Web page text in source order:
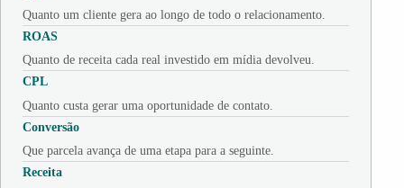
Quanto um cliente gera ao longo de todo o relacionamento.
ROAS
Quanto de receita cada real investido em mídia devolveu.
CPL
Quanto custa gerar uma oportunidade de contato.
Conversão
Que parcela avança de uma etapa para a seguinte.
Receita